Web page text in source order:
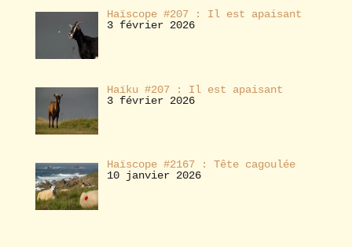
Haïscope #207 : Il est apaisant
3 février 2026
Haïku #207 : Il est apaisant
3 février 2026
Haïscope #2167 : Tête cagoulée
10 janvier 2026